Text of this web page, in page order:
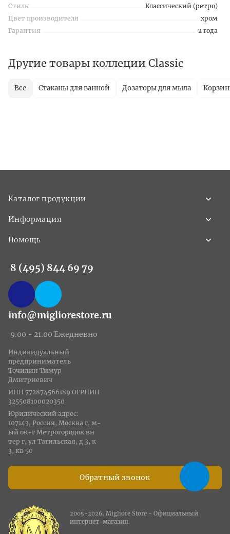
Стиль
Классический (ретро)
Цвет производителя
хром
Гарантия
2 года
Другие товары коллеции Classic
Все Стаканы для ванной Дозаторы для мыла
Каталог продукции
Информация
Помощь
8 (495) 844 69 79
info@migliorestore.ru
9.00 - 21.00 Ежедневно
Обратный звонок
Индивидуальный
предприниматель
Точилин Тимур
Дмитриевич
ИНН 772874566189 ОГРНИП
325508100020350
Юридический адрес:
107143, Россия, Москва г, м-
ый ок-г Метрогородок вн
тер г, ул Тагильская, д 3, к
3, кв 50
2005-2026, Migliore Store - Официальный
интернет-магазин.